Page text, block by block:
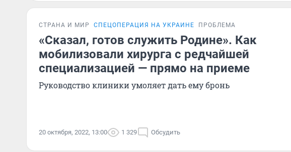
СТРАНА И МИР СПЕЦОПЕРАЦИЯ НА УКРАИНЕ ПРОБЛЕМА
«Сказал, готов служить Родине». Как
мобилизовали хирурга с редчайшей
специализацией — прямо на приеме
Руководство клиники умоляет дать ему бронь
20 октября, 2022, 13:00 1 329 Обсудить